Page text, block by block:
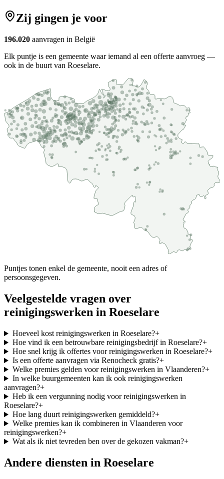
Zij gingen je voor
196.020 aanvragen in België
Elk puntje is een gemeente waar iemand al een offerte aanvroeg —
ook in de buurt van Roeselare.
Puntjes tonen enkel de gemeente, nooit een adres of
persoonsgegeven.
Veelgestelde vragen over
reinigingswerken in Roeselare
Hoeveel kost reinigingswerken in Roeselare?+
Hoe vind ik een betrouwbare reinigingsbedrijf in Roeselare?+
Hoe snel krijg ik offertes voor reinigingswerken in Roeselare?+
Is een offerte aanvragen via Renocheck gratis?+
Welke premies gelden voor reinigingswerken in Vlaanderen?+
In welke buurgemeenten kan ik ook reinigingswerken
aanvragen?+
Heb ik een vergunning nodig voor reinigingswerken in
Roeselare?+
Hoe lang duurt reinigingswerken gemiddeld?+
Welke premies kan ik combineren in Vlaanderen voor
reinigingswerken?+
Wat als ik niet tevreden ben over de gekozen vakman?+
Andere diensten in Roeselare